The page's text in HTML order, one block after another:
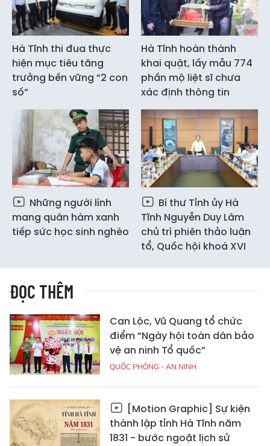
Hà Tĩnh thi đua thực
hiện mục tiêu tăng
trưởng bền vững “2 con
số”
Hà Tĩnh hoàn thành
khai quật, lấy mẫu 774
phần mộ liệt sĩ chưa
xác định thông tin
Những người lính
mang quân hàm xanh
tiếp sức học sinh nghèo
Bí thư Tỉnh ủy Hà
Tĩnh Nguyễn Duy Lâm
chủ trì phiên thảo luận
tổ, Quốc hội khoá XVI
ĐỌC THÊM
Can Lộc, Vũ Quang tổ chức
điểm “Ngày hội toàn dân bảo
vệ an ninh Tổ quốc”
QUỐC PHÒNG - AN NINH
[Motion Graphic] Sự kiện
thành lập tỉnh Hà Tĩnh năm
1831 - bước ngoặt lịch sử